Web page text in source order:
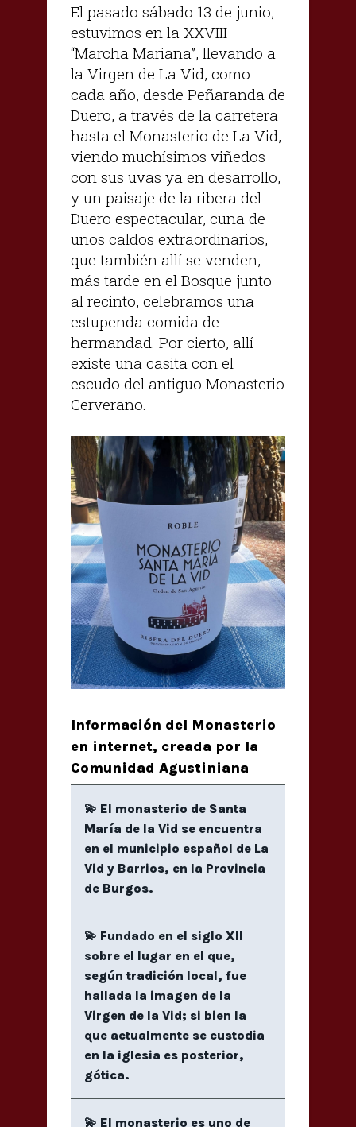
El pasado sábado 13 de junio,
estuvimos en la XXVIII
“Marcha Mariana”, llevando a
la Virgen de La Vid, como
cada año, desde Peñaranda de
Duero, a través de la carretera
hasta el Monasterio de La Vid,
viendo muchísimos viñedos
con sus uvas ya en desarrollo,
y un paisaje de la ribera del
Duero espectacular, cuna de
unos caldos extraordinarios,
que también allí se venden,
más tarde en el Bosque junto
al recinto, celebramos una
estupenda comida de
hermandad. Por cierto, allí
existe una casita con el
escudo del antiguo Monasterio
Cerverano.
Información del Monasterio
en internet, creada por la
Comunidad Agustiniana
💫 El monasterio de Santa
María de la Vid se encuentra
en el municipio español de La
Vid y Barrios, en la Provincia
de Burgos.
💫 Fundado en el siglo XII
sobre el lugar en el que,
según tradición local, fue
hallada la imagen de la
Virgen de la Vid; si bien la
que actualmente se custodia
en la iglesia es posterior,
gótica.
💫 El monasterio es uno de